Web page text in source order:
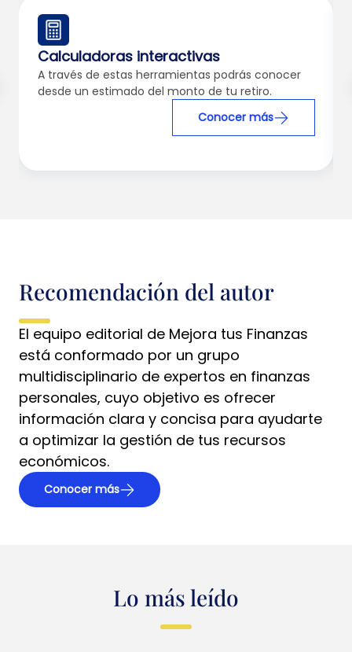
Calculadoras interactivas
A través de estas herramientas podrás conocer
desde un estimado del monto de tu retiro.
Conocer más
Recomendación del autor
El equipo editorial de Mejora tus Finanzas
está conformado por un grupo
multidisciplinario de expertos en finanzas
personales, cuyo objetivo es ofrecer
información clara y concisa para ayudarte
a optimizar la gestión de tus recursos
económicos.
Conocer más
Lo más leído